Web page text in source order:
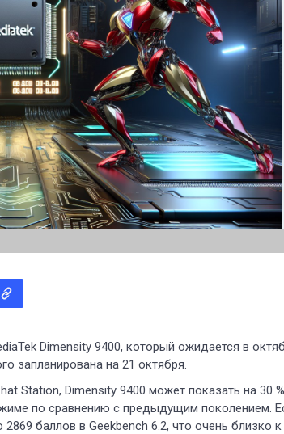
Dimensity 9400, который ожидается в
запланирована на 21 октября.
Station, Dimensity 9400 может показать на 30
по сравнению с предыдущим поколением.
баллов в Geekbench 6.2, что очень близко